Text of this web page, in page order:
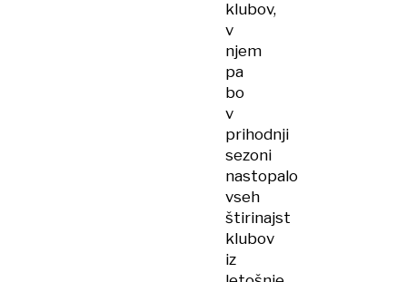
klubov,
v
njem
pa
bo
v
prihodnji
sezoni
nastopalo
vseh
štirinajst
klubov
iz